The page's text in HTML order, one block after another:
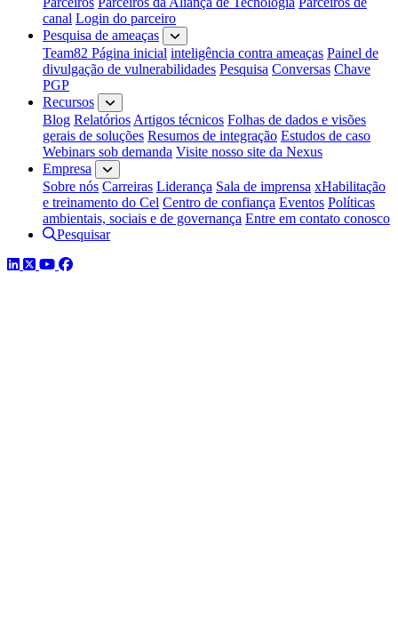
canal Login do parceiro
Pesquisa de ameaças
Team82 Página inicial inteligência contra ameaças Painel de
divulgação de vulnerabilidades Pesquisa Conversas Chave
PGP
Recursos
Blog Relatórios Artigos técnicos Folhas de dados e visões
gerais de soluções Resumos de integração Estudos de caso
Webinars sob demanda Visite nosso site da Nexus
Empresa
Sobre nós Carreiras Liderança Sala de imprensa xHabilitação
e treinamento do Cel Centro de confiança Eventos Políticas
ambientais, sociais e de governança Entre em contato conosco
Pesquisar
LinkedIn
TwitterYouTube
Facebook